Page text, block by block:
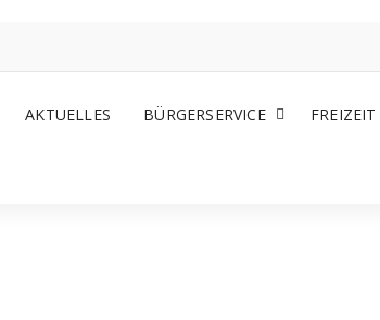
AKTUELLES BÜRGERSERVICE